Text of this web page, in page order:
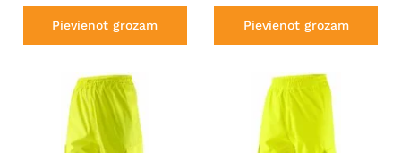
Pievienot grozam Pievienot grozam